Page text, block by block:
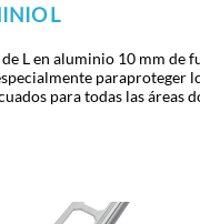
L
L en aluminio 10 mm de
paraproteger
para todas las áreas